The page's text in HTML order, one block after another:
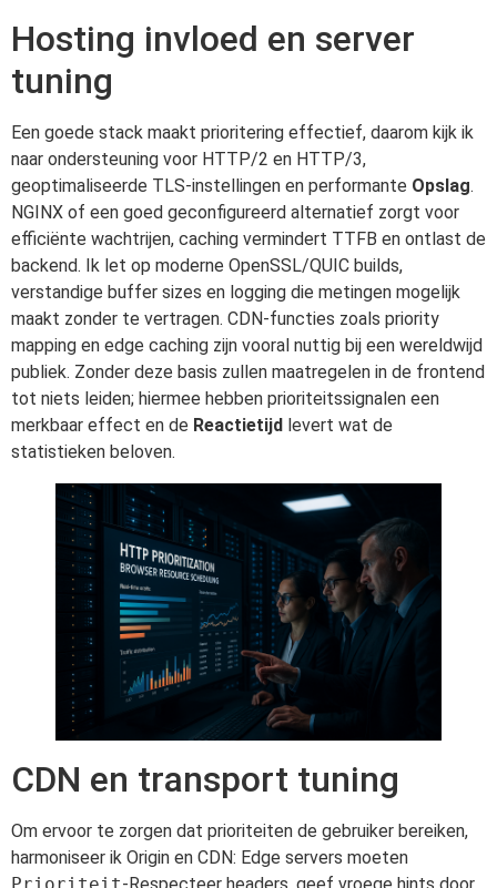
Hosting invloed en server
tuning
Een goede stack maakt prioritering effectief, daarom kijk ik
naar ondersteuning voor HTTP/2 en HTTP/3,
geoptimaliseerde TLS-instellingen en performante Opslag.
NGINX of een goed geconfigureerd alternatief zorgt voor
efficiënte wachtrijen, caching vermindert TTFB en ontlast de
backend. Ik let op moderne OpenSSL/QUIC builds,
verstandige buffer sizes en logging die metingen mogelijk
maakt zonder te vertragen. CDN-functies zoals priority
mapping en edge caching zijn vooral nuttig bij een wereldwijd
publiek. Zonder deze basis zullen maatregelen in de frontend
tot niets leiden; hiermee hebben prioriteitssignalen een
merkbaar effect en de Reactietijd levert wat de
statistieken beloven.
CDN en transport tuning
Om ervoor te zorgen dat prioriteiten de gebruiker bereiken,
harmoniseer ik Origin en CDN: Edge servers moeten